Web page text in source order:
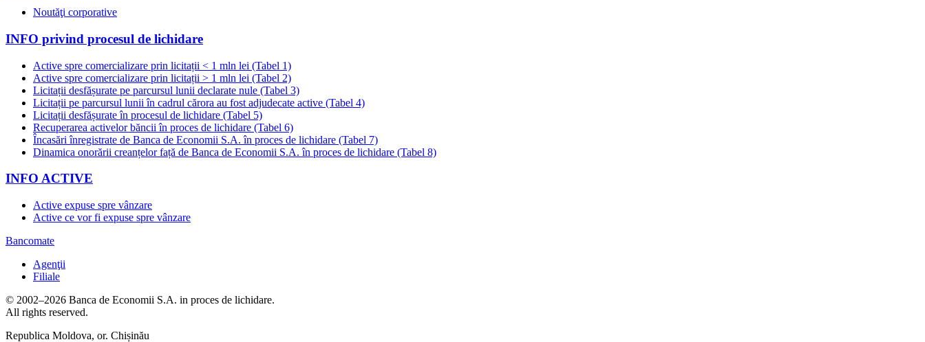
Noutăţi corporative
INFO privind procesul de lichidare
Active spre comercializare prin licitații < 1 mln lei (Tabel 1)
Active spre comercializare prin licitații > 1 mln lei (Tabel 2)
Licitații desfășurate pe parcursul lunii declarate nule (Tabel 3)
Licitații pe parcursul lunii în cadrul cărora au fost adjudecate active (Tabel 4)
Licitații desfășurate în procesul de lichidare (Tabel 5)
Recuperarea activelor băncii în proces de lichidare (Tabel 6)
Încasări înregistrate de Banca de Economii S.A. în proces de lichidare (Tabel 7)
Dinamica onorării creanțelor față de Banca de Economii S.A. în proces de lichidare (Tabel 8)
INFO ACTIVE
Active expuse spre vânzare
Active ce vor fi expuse spre vânzare
Bancomate
Agenţii
Filiale
© 2002–2026 Banca de Economii S.A. in proces de lichidare.
All rights reserved.
Republica Moldova, or. Chișinău